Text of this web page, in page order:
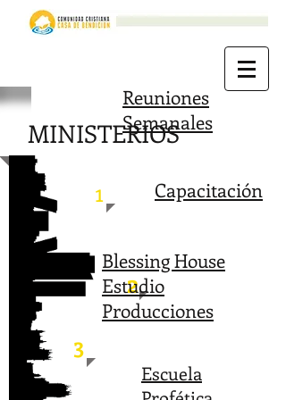
MINISTERIOS
Reuniones
Semanales
1 Capacitación
2
Blessing House
Estudio
Producciones
3
Escuela